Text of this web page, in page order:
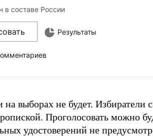
в составе России
Результаты
на выборах не будет. Избиратели
Проголосовать можно
удостоверений не